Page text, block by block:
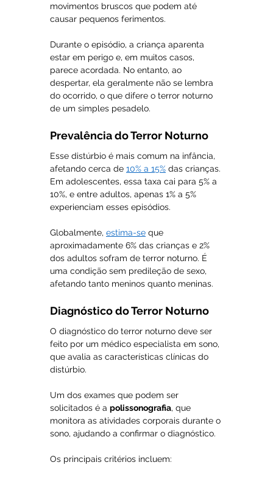
movimentos bruscos que podem até
causar pequenos ferimentos.
Durante o episódio, a criança aparenta
estar em perigo e, em muitos casos,
parece acordada. No entanto, ao
despertar, ela geralmente não se lembra
do ocorrido, o que difere o terror noturno
de um simples pesadelo.
Prevalência do Terror Noturno
Esse distúrbio é mais comum na infância,
afetando cerca de 10% a 15% das crianças.
Em adolescentes, essa taxa cai para 5% a
10%, e entre adultos, apenas 1% a 5%
experienciam esses episódios.
Globalmente, estima-se que
aproximadamente 6% das crianças e 2%
dos adultos sofram de terror noturno. É
uma condição sem predileção de sexo,
afetando tanto meninos quanto meninas.
Diagnóstico do Terror Noturno
O diagnóstico do terror noturno deve ser
feito por um médico especialista em sono,
que avalia as características clínicas do
distúrbio.
Um dos exames que podem ser
solicitados é a polissonografia, que
monitora as atividades corporais durante o
sono, ajudando a confirmar o diagnóstico.
Os principais critérios incluem: